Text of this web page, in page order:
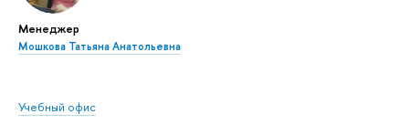
Менеджер
Мошкова Татьяна Анатольевна
Учебный офис